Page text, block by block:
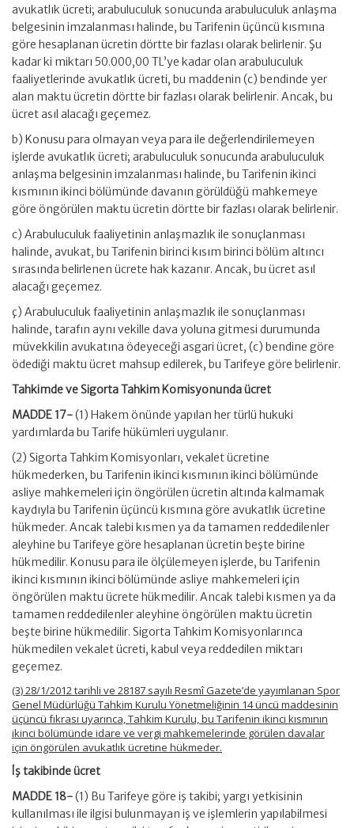
avukatlık ücreti; arabuluculuk sonucunda arabuluculuk anlaşma
belgesinin imzalanması halinde, bu Tarifenin üçüncü kısmına
göre hesaplanan ücretin dörtte bir fazlası olarak belirlenir. Şu
kadar ki miktarı 50.000,00 TL’ye kadar olan arabuluculuk
faaliyetlerinde avukatlık ücreti, bu maddenin (c) bendinde yer
alan maktu ücretin dörtte bir fazlası olarak belirlenir. Ancak, bu
ücret asıl alacağı geçemez.
b) Konusu para olmayan veya para ile değerlendirilemeyen
işlerde avukatlık ücreti; arabuluculuk sonucunda arabuluculuk
anlaşma belgesinin imzalanması halinde, bu Tarifenin ikinci
kısmının ikinci bölümünde davanın görüldüğü mahkemeye
göre öngörülen maktu ücretin dörtte bir fazlası olarak belirlenir.
c) Arabuluculuk faaliyetinin anlaşmazlık ile sonuçlanması
halinde, avukat, bu Tarifenin birinci kısım birinci bölüm altıncı
sırasında belirlenen ücrete hak kazanır. Ancak, bu ücret asıl
alacağı geçemez.
ç) Arabuluculuk faaliyetinin anlaşmazlık ile sonuçlanması
halinde, tarafın aynı vekille dava yoluna gitmesi durumunda
müvekkilin avukatına ödeyeceği asgari ücret, (c) bendine göre
ödediği maktu ücret mahsup edilerek, bu Tarifeye göre belirlenir.
Tahkimde ve Sigorta Tahkim Komisyonunda ücret
MADDE 17-(1) Hakem önünde yapılan her türlü hukuki
yardımlarda bu Tarife hükümleri uygulanır.
(2) Sigorta Tahkim Komisyonları, vekalet ücretine
hükmederken, bu Tarifenin ikinci kısmının ikinci bölümünde
asliye mahkemeleri için öngörülen ücretin altında kalmamak
kaydıyla bu Tarifenin üçüncü kısmına göre avukatlık ücretine
hükmeder. Ancak talebi kısmen ya da tamamen reddedilenler
aleyhine bu Tarifeye göre hesaplanan ücretin beşte birine
hükmedilir. Konusu para ile ölçülemeyen işlerde, bu Tarifenin
ikinci kısmının ikinci bölümünde asliye mahkemeleri için
öngörülen maktu ücrete hükmedilir. Ancak talebi kısmen ya da
tamamen reddedilenler aleyhine öngörülen maktu ücretin
beşte birine hükmedilir. Sigorta Tahkim Komisyonlarınca
hükmedilen vekalet ücreti, kabul veya reddedilen miktarı
geçemez.
(3) 28/1/2012 tarihli ve 28187 sayılı Resmî Gazete’de yayımlanan Spor
Genel Müdürlüğü Tahkim Kurulu Yönetmeliğinin 14 üncü maddesinin
üçüncü fıkrası uyarınca, Tahkim Kurulu, bu Tarifenin ikinci kısmının
ikinci bölümünde idare ve vergi mahkemelerinde görülen davalar
için öngörülen avukatlık ücretine hükmeder.
İş takibinde ücret
MADDE 18-(1) Bu Tarifeye göre iş takibi; yargı yetkisinin
kullanılması ile ilgisi bulunmayan iş ve işlemlerin yapılabilmesi